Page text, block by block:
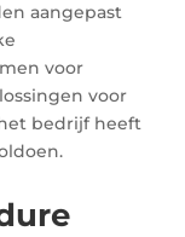
aangepast
voor
voor
bedrijf heeft